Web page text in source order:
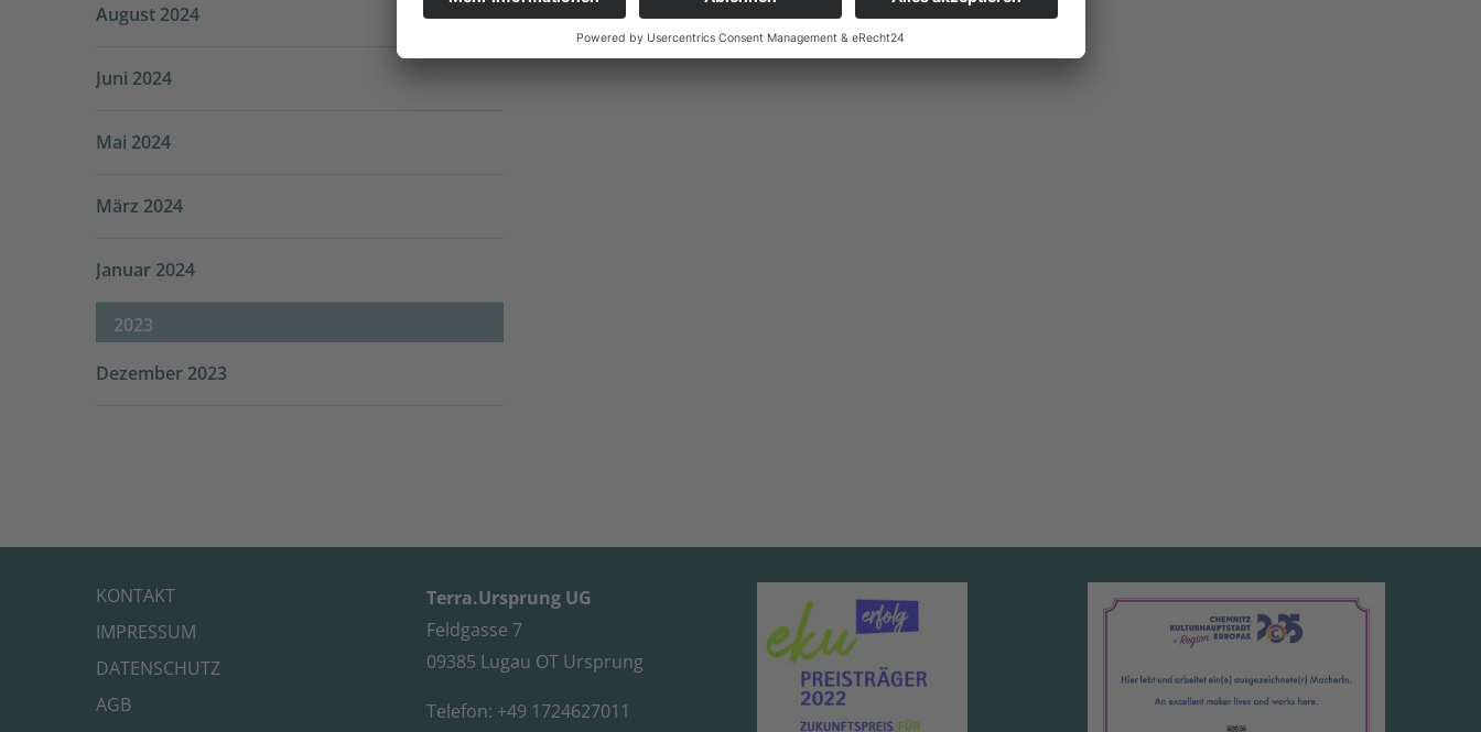
August 2024
Juni 2024
Mai 2024
März 2024
Januar 2024
2023
Dezember 2023
KONTAKT
IMPRESSUM
DATENSCHUTZ
AGB
Terra.Ursprung UG
Feldgasse 7
09385 Lugau OT Ursprung
Telefon: +49 1724627011